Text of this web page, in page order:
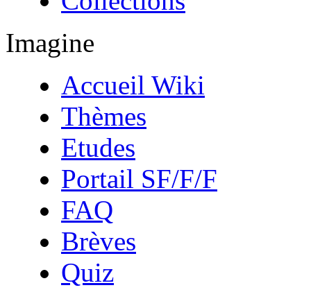
Imagine
Accueil Wiki
Thèmes
Etudes
Portail SF/F/F
FAQ
Brèves
Quiz